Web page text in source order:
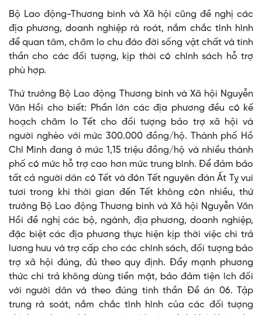
Bộ Lao động-Thương binh và Xã hội cũng đề nghị các
địa phương, doanh nghiệp rà roát, nắm chắc tình hình
để quan tâm, chăm lo chu đáo đời sống vật chất và tinh
thần cho các đối tượng, kịp thời có chính sách hỗ trợ
phù hợp.
Thứ trưởng Bộ Lao động Thương binh và Xã hội Nguyễn
Văn Hồi cho biết: Phần lớn các địa phương đều có kế
hoạch chăm lo Tết cho đối tượng bảo trợ xã hội và
người nghèo với mức 300.000 đồng/hộ. Thành phố Hồ
Chí Minh đang ở mức 1,15 triệu đồng/hộ và nhiều thành
phố có mức hỗ trợ cao hơn mức trung bình. Để đảm bảo
tất cả người dân có Tết và đón Tết nguyên đán Ất Tỵ vui
tươi trong khi thời gian đến Tết không còn nhiều, thứ
trưởng Bộ Lao động Thương binh và Xã hội Nguyễn Văn
Hồi đề nghị các bộ, ngành, địa phương, doanh nghiệp,
đặc biệt các địa phương thực hiện kịp thời việc chi trả
lương hưu và trợ cấp cho các chính sách, đối tượng bảo
trợ xã hội đúng, đủ theo quy định. Đẩy mạnh phương
thức chi trả không dùng tiền mặt, bảo đảm tiện ích đối
với người dân và theo đúng tinh thần Đề án 06. Tập
trung rà soát, nắm chắc tình hình của các đối tượng